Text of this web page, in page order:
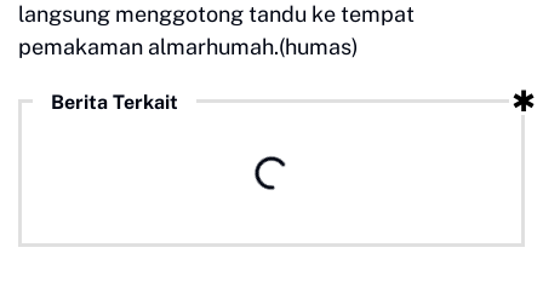
langsung menggotong tandu ke tempat
pemakaman almarhumah.(humas)
Berita Terkait